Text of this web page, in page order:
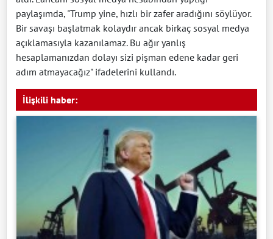
paylaşımda, "Trump yine, hızlı bir zafer aradığını söylüyor.
Bir savaşı başlatmak kolaydır ancak birkaç sosyal medya
açıklamasıyla kazanılamaz. Bu ağır yanlış
hesaplamanızdan dolayı sizi pişman edene kadar geri
adım atmayacağız" ifadelerini kullandı.
İlişkili haber: